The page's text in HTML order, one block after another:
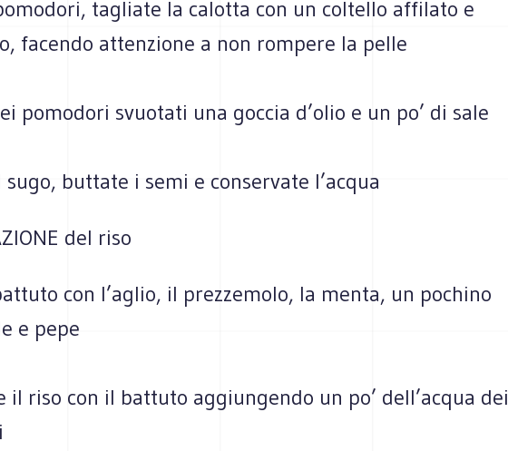
tagliate la calotta con un coltello affilato e
facendo attenzione a non rompere la pelle
pomodori svuotati una goccia d’olio e un po’ di sale
sugo, buttate i semi e conservate l’acqua
del riso
con l’aglio, il prezzemolo, la menta, un pochino
e pepe
il riso con il battuto aggiungendo un po’ dell’acqua dei